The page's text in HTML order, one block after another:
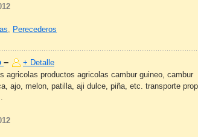
, Perecederos
–
+ Detalle
agricolas productos agricolas cambur guineo, cambur
ajo, melon, patilla, aji dulce, piña, etc. transporte